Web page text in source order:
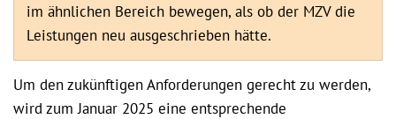
im ähnlichen Bereich bewegen, als ob der MZV die
Leistungen neu ausgeschrieben hätte.
Um den zukünftigen Anforderungen gerecht zu werden,
wird zum Januar 2025 eine entsprechende